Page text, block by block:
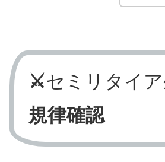
⚔セミリタイ
規律確認